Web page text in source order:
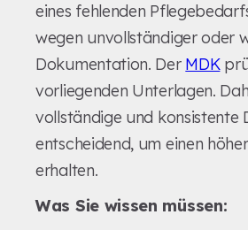
eines fehlenden
wegen unvollständiger oder
Dokumentation. Der MDK
vorliegenden Unterlagen.
vollständige und konsistente
entscheidend, um einen
erhalten.
Was Sie wissen müssen: